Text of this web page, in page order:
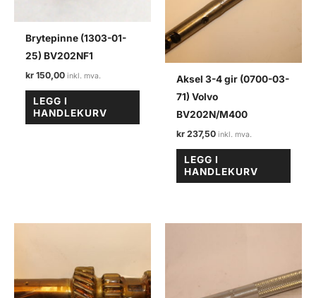
Brytepinne (1303-01-
25) BV202NF1
kr 150,00
LEGG I
HANDLEKURV
Aksel 3-4 gir (0700-03-
71) Volvo
BV202N/M400
kr 237,50
LEGG I
HANDLEKURV